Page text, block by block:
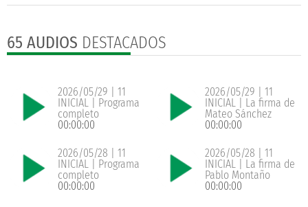
65 AUDIOS DESTACADOS
2026/05/29 | 11
INICIAL | Programa
completo
00:00:00
2026/05/29 | 11
INICIAL | La firma de
Mateo Sánchez
00:00:00
2026/05/28 | 11
INICIAL | Programa
completo
00:00:00
2026/05/28 | 11
INICIAL | La firma de
Pablo Montaño
00:00:00